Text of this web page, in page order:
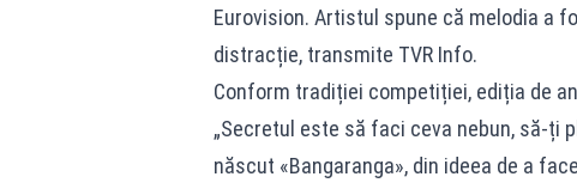
Eurovision. Artistul spune că melodia a
distracție, transmite TVR Info.
Conform tradiției competiției, ediția de
„Secretul este să faci ceva nebun, să-ți
născut «Bangaranga», din ideea de a